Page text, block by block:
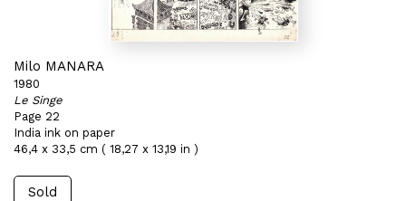
Milo MANARA
1980
Le Singe
Page 22
India ink on paper
46,4 x 33,5 cm ( 18,27 x 13,19 in )
Sold